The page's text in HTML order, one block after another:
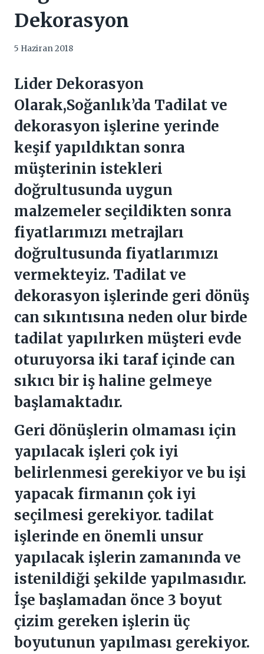
Dekorasyon
5 Haziran 2018
Lider Dekorasyon
Olarak,Soğanlık’da Tadilat ve
dekorasyon işlerine yerinde
keşif yapıldıktan sonra
müşterinin istekleri
doğrultusunda uygun
malzemeler seçildikten sonra
fiyatlarımızı metrajları
doğrultusunda fiyatlarımızı
vermekteyiz. Tadilat ve
dekorasyon işlerinde geri dönüş
can sıkıntısına neden olur birde
tadilat yapılırken müşteri evde
oturuyorsa iki taraf içinde can
sıkıcı bir iş haline gelmeye
başlamaktadır.
Geri dönüşlerin olmaması için
yapılacak işleri çok iyi
belirlenmesi gerekiyor ve bu işi
yapacak firmanın çok iyi
seçilmesi gerekiyor. tadilat
işlerinde en önemli unsur
yapılacak işlerin zamanında ve
istenildiği şekilde yapılmasıdır.
İşe başlamadan önce 3 boyut
çizim gereken işlerin üç
boyutunun yapılması gerekiyor.